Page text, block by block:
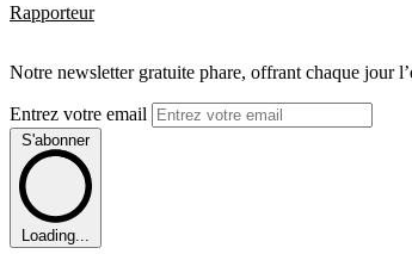
Rapporteur
Notre newsletter gratuite phare, offrant chaque jour
Entrez votre email
S'abonner
Loading...